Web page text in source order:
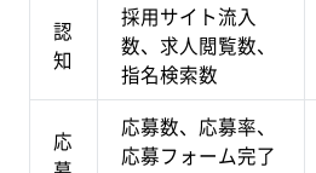
認
知
採用サイト流入
数、求人閲覧数、
指名検索数
応
応募数、応募率、
応募フォーム完了